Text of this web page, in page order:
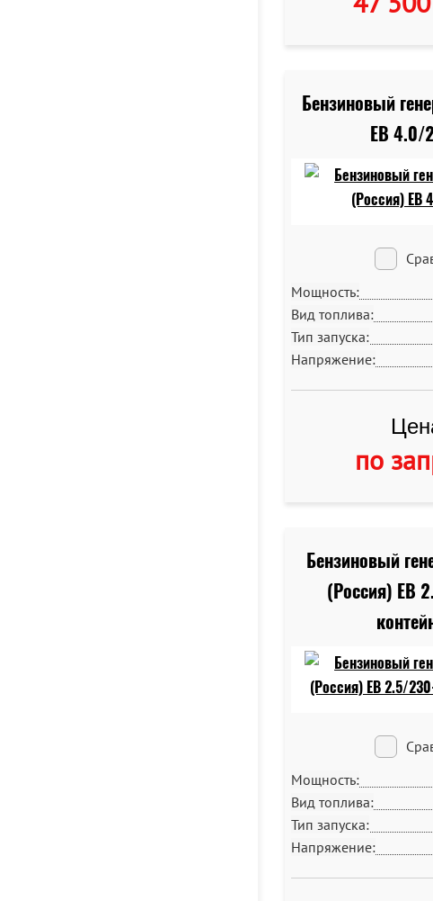
Бензиновый
EB 4.0/
Мощность:
Вид топлива:
Тип запуска:
Напряжение:
по
Бензиновый
(Россия) EB
Мощность:
Вид топлива:
Тип запуска:
Напряжение: